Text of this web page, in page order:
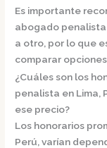
Es importante
abogado
a otro, por lo que
comparar
¿Cuáles son los
penalista en Lima,
ese precio?
Los honorarios
Perú, varían